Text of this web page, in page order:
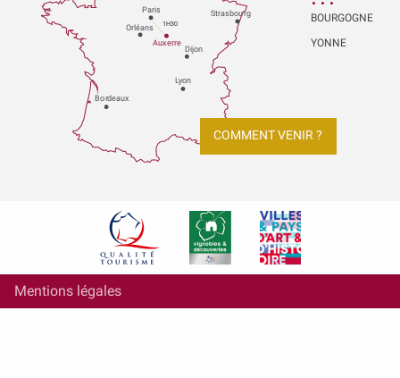
Paris
Dijon
Orléans
Bordeaux
Lyon
Auxerre
Strasbourg
1H30
BOURGOGNE
YONNE
COMMENT VENIR ?
Mentions légales